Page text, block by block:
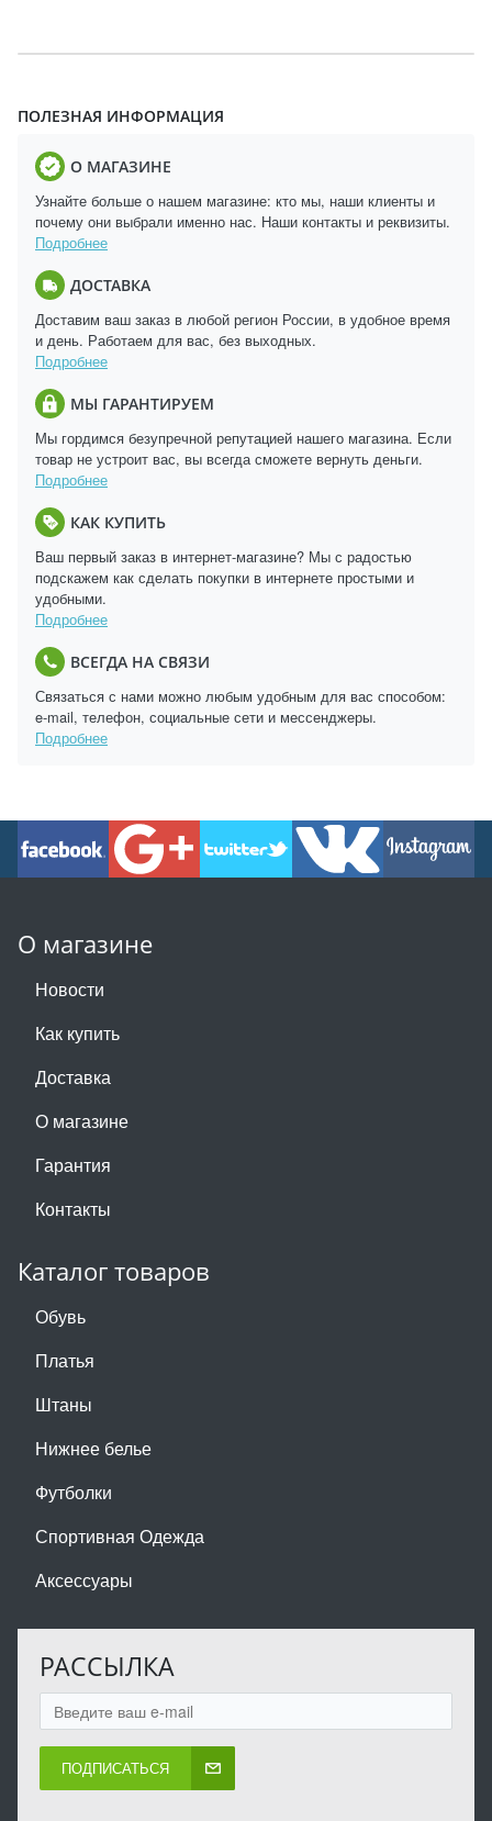
ПОЛЕЗНАЯ ИНФОРМАЦИЯ
О МАГАЗИНЕ
Узнайте больше о нашем магазине: кто мы, наши клиенты и
почему они выбрали именно нас. Наши контакты и реквизиты.
Подробнее
ДОСТАВКА
Доставим ваш заказ в любой регион России, в удобное время
и день. Работаем для вас, без выходных.
Подробнее
МЫ ГАРАНТИРУЕМ
Мы гордимся безупречной репутацией нашего магазина. Если
товар не устроит вас, вы всегда сможете вернуть деньги.
Подробнее
КАК КУПИТЬ
Ваш первый заказ в интернет-магазине? Мы с радостью
подскажем как сделать покупки в интернете простыми и
удобными.
Подробнее
ВСЕГДА НА СВЯЗИ
Связаться с нами можно любым удобным для вас способом:
e-mail, телефон, социальные сети и мессенджеры.
Подробнее
О магазине
Новости
Как купить
Доставка
О магазине
Гарантия
Контакты
Каталог товаров
Обувь
Платья
Штаны
Нижнее белье
Футболки
Спортивная Одежда
Аксессуары
РАССЫЛКА
ПОДПИСАТЬСЯ